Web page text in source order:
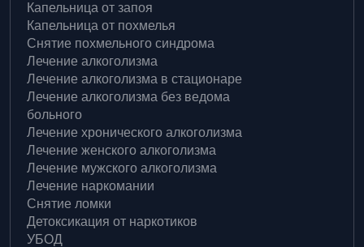
Капельница от запоя
Капельница от похмелья
Снятие похмельного синдрома
Лечение алкоголизма
Лечение алкоголизма в стационаре
Лечение алкоголизма без ведома
больного
Лечение хронического алкоголизма
Лечение женского алкоголизма
Лечение мужского алкоголизма
Лечение наркомании
Снятие ломки
Детоксикация от наркотиков
УБОД
Оставьте заявку на получение
консультации
Оставьте свои данные, наш специалист вам
перезвонит.
Отправить
Заявка принята
Спасибо! Мы свяжемся с Вами в ближайшее
время
Ошибка отправки!
Возникли технические неполадки, отправьте
форму еще раз